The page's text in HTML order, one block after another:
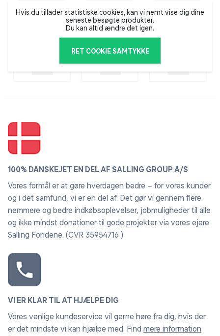
Hvis du tillader statistiske cookies, kan vi nemt vise dig dine
seneste besøgte produkter.
Du kan altid ændre det igen.
RET COOKIE SAMTYKKE
100% DANSKEJET EN DEL AF SALLING GROUP A/S
Vores formål er at gøre hverdagen bedre – for vores kunder
og i det samfund, vi er en del af. Det gør vi gennem flere
nemmere og bedre indkøbsoplevelser, jobmuligheder til alle
og ikke mindst donationer til gode projekter via vores ejere
Salling Fondene. (CVR 35954716 )
VI ER KLAR TIL AT HJÆLPE DIG
Vores venlige kundeservice vil gerne høre fra dig, hvis der
er det mindste vi kan hjælpe med. Find mere information